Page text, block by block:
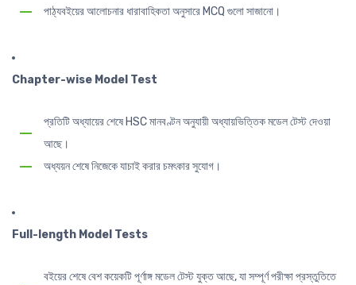
পাঠ্যবইয়ের আলোচনার ধারাবাহিকতা অনুসারে MCQ গুলো সাজানো।
Chapter-wise Model Test
প্রতিটি অধ্যায়ের শেষে HSC মানবণ্টন অনুযায়ী অধ্যায়ভিত্তিক মডেল টেস্ট দেওয়া
আছে।
অধ্যয়ন শেষে নিজেকে যাচাই করার চমৎকার সুযোগ।
Full-length Model Tests
বইয়ের শেষে বেশ কয়েকটি পূর্ণাঙ্গ মডেল টেস্ট যুক্ত আছে, যা সম্পূর্ণ পরীক্ষা প্রস্তুতিতে